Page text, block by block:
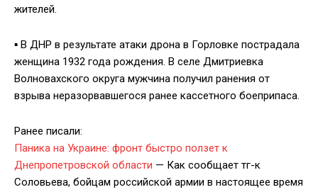
жителей.
▪️ В ДНР в результате атаки дрона в Горловке пострадала
женщина 1932 года рождения. В селе Дмитриевка
Волновахского округа мужчина получил ранения от
взрыва неразорвавшегося ранее кассетного боеприпаса.
Ранее писали:
Паника на Украине: фронт быстро ползет к
Днепропетровской области — Как сообщает тг-к
Соловьева, бойцам российской армии в настоящее время